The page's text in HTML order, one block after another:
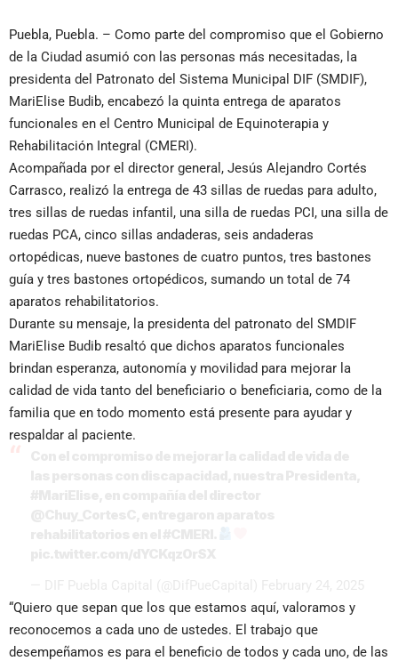
Puebla, Puebla. – Como parte del compromiso que el Gobierno
de la Ciudad asumió con las personas más necesitadas, la
presidenta del Patronato del Sistema Municipal DIF (SMDIF),
MariElise Budib, encabezó la quinta entrega de aparatos
funcionales en el Centro Municipal de Equinoterapia y
Rehabilitación Integral (CMERI).
Acompañada por el director general, Jesús Alejandro Cortés
Carrasco, realizó la entrega de 43 sillas de ruedas para adulto,
tres sillas de ruedas infantil, una silla de ruedas PCI, una silla de
ruedas PCA, cinco sillas andaderas, seis andaderas
ortopédicas, nueve bastones de cuatro puntos, tres bastones
guía y tres bastones ortopédicos, sumando un total de 74
aparatos rehabilitatorios.
Durante su mensaje, la presidenta del patronato del SMDIF
MariElise Budib resaltó que dichos aparatos funcionales
brindan esperanza, autonomía y movilidad para mejorar la
calidad de vida tanto del beneficiario o beneficiaria, como de la
familia que en todo momento está presente para ayudar y
respaldar al paciente.
“Quiero que sepan que los que estamos aquí, valoramos y
reconocemos a cada uno de ustedes. El trabajo que
desempeñamos es para el beneficio de todos y cada uno, de las